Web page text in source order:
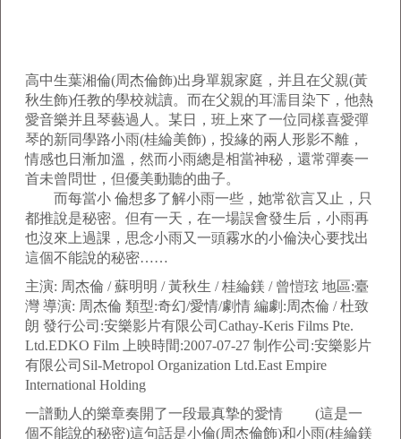
高中生葉湘倫(周杰倫飾)出身單親家庭，并且在父親(黃
秋生飾)任教的學校就讀。而在父親的耳濡目染下，他熱
愛音樂并且琴藝過人。某日，班上來了一位同樣喜愛彈
琴的新同學路小雨(桂綸美飾)，投緣的兩人形影不離，
情感也日漸加溫，然而小雨總是相當神秘，還常彈奏一
首未曾問世，但優美動聽的曲子。
而每當小 倫想多了解小雨一些，她常欲言又止，只
都推說是秘密。但有一天，在一場誤會發生后，小雨再
也沒來上過課，思念小雨又一頭霧水的小倫決心要找出
這個不能說的秘密……
主演: 周杰倫 / 蘇明明 / 黃秋生 / 桂綸鎂 / 曾愷玹 地區:臺
灣 導演: 周杰倫 類型:奇幻/愛情/劇情 編劇:周杰倫 / 杜致
朗 發行公司:安樂影片有限公司Cathay-Keris Films Pte.
Ltd.EDKO Film 上映時間:2007-07-27 制作公司:安樂影片
有限公司Sil-Metropol Organization Ltd.East Empire
International Holding
一譜動人的樂章奏開了一段最真摯的愛情 (這是一
個不能說的秘密)這句話是小倫(周杰倫飾)和小雨(桂綸鎂